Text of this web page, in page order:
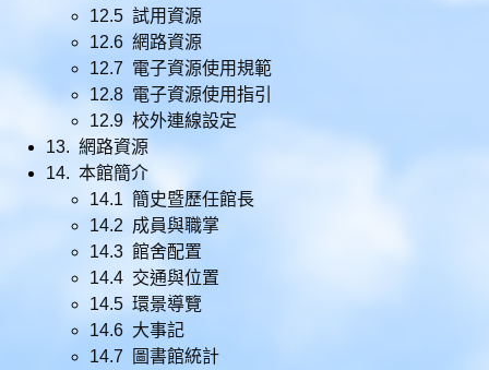
12.5 試用資源
12.6 網路資源
12.7 電子資源使用規範
12.8 電子資源使用指引
12.9 校外連線設定
13. 網路資源
14. 本館簡介
14.1 簡史暨歷任館長
14.2 成員與職掌
14.3 館舍配置
14.4 交通與位置
14.5 環景導覽
14.6 大事記
14.7 圖書館統計